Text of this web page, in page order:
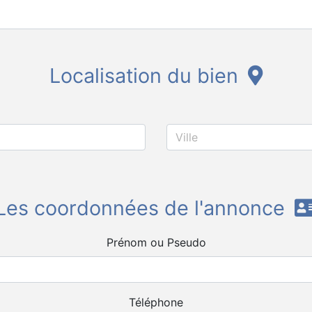
Localisation du bien
coordonnées de l'annonce
Prénom ou Pseudo
Téléphone